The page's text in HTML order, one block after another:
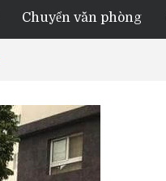
Chuyển văn phòng